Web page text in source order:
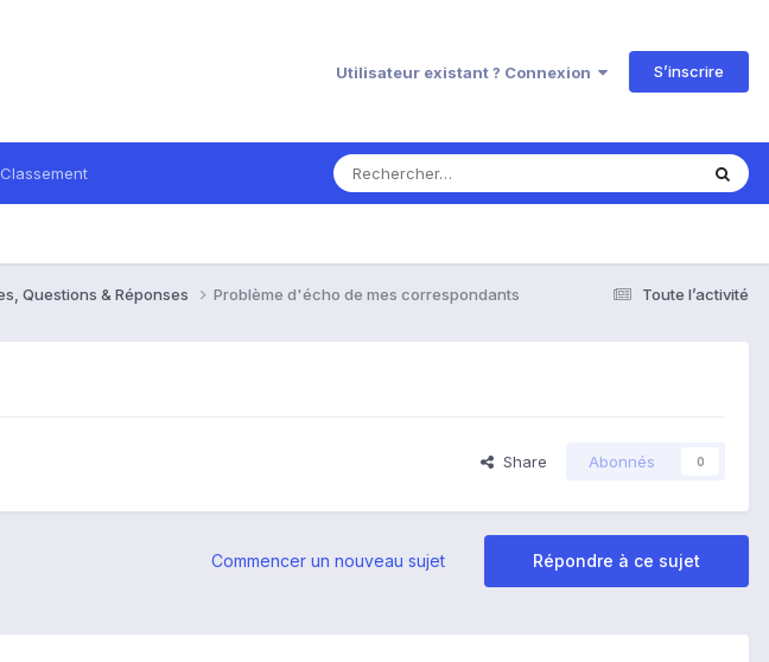
Utilisateur existant ? Connexion S’inscrire
Classement
Toute l’activité
Questions & Réponses Problème d'écho de mes correspondants
Share Abonnés 0
Répondre à ce sujet
Commencer un nouveau sujet